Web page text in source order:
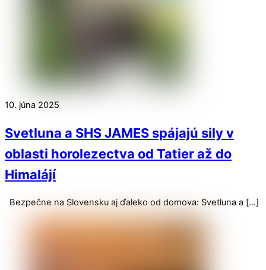
10. júna 2025
Svetluna a SHS JAMES spájajú sily v
oblasti horolezectva od Tatier až do
Himalájí
Bezpečne na Slovensku aj ďaleko od domova: Svetluna a […]